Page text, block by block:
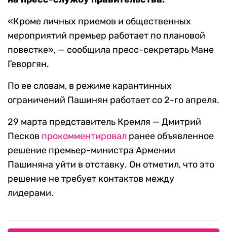
«Кроме личных приемов и общественных
мероприятий премьер работает по плановой
повестке», — сообщила пресс-секретарь Мане
Геворгян.
По ее словам, в режиме карантинных
ограничений Пашинян работает со 2-го апреля.
29 марта представитель Кремля — Дмитрий
Песков прокомментировал ранее объявленное
решение премьер-министра Армении
Пашиняна уйти в отставку. Он отметил, что это
решение не требует контактов между
лидерами.